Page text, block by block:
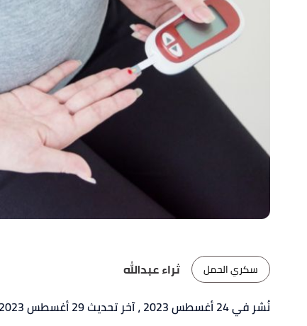
سكري الحمل
ثراء عبدالله
نُشر في 24 أغسطس 2023
، آخر تحديث 29 أغسطس 2023